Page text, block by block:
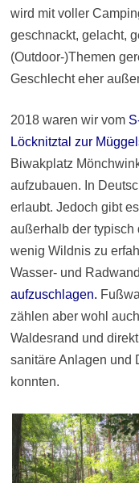
wird mit voller
geschnackt, gelacht,
(Outdoor-)Themen
Geschlecht eher
2018 waren wir vom
Löcknitztal zur
Biwakplatz
aufzubauen. In
erlaubt. Jedoch gibt
außerhalb der typisch
wenig Wildnis zu
Wasser- und
aufzuschlagen.
zählen aber wohl
Waldesrand und
sanitäre Anlagen und
konnten.